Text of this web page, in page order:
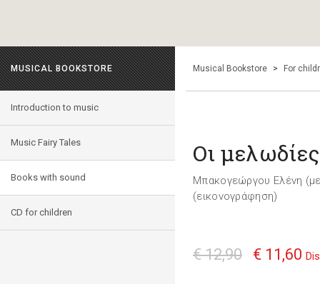
MUSICAL BOOKSTORE
Introduction to music
Music Fairy Tales
Books with sound
CD for children
Musical Bookstore > For
Οι
Μπακογεώργου Ελένη
(εικονογράφηση)
€ 12,90 € 11,60